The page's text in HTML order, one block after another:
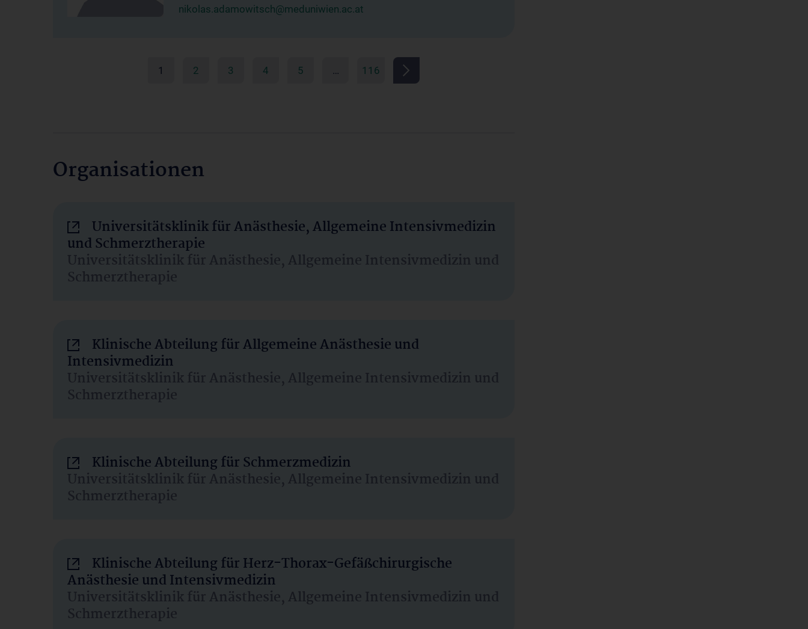
nikolas.adamowitsch@meduniwien.ac.at
1 2 3 4 5 … 116
Organisationen
Universitätsklinik für Anästhesie, Allgemeine Intensivmedizin
und Schmerztherapie
Universitätsklinik für Anästhesie, Allgemeine Intensivmedizin und
Schmerztherapie
Klinische Abteilung für Allgemeine Anästhesie und
Intensivmedizin
Universitätsklinik für Anästhesie, Allgemeine Intensivmedizin und
Schmerztherapie
Klinische Abteilung für Schmerzmedizin
Universitätsklinik für Anästhesie, Allgemeine Intensivmedizin und
Schmerztherapie
Klinische Abteilung für Herz-Thorax-Gefäßchirurgische
Anästhesie und Intensivmedizin
Universitätsklinik für Anästhesie, Allgemeine Intensivmedizin und
Schmerztherapie